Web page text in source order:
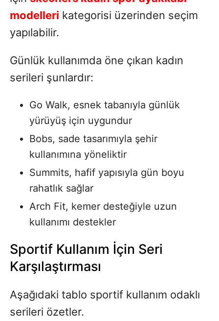
modelleri kategorisi üzerinden seçim
yapılabilir.
Günlük kullanımda öne çıkan kadın
serileri şunlardır:
Go Walk, esnek tabanıyla günlük
yürüyüş için uygundur
Bobs, sade tasarımıyla şehir
kullanımına yöneliktir
Summits, hafif yapısıyla gün boyu
rahatlık sağlar
Arch Fit, kemer desteğiyle uzun
kullanımı destekler
Sportif Kullanım İçin Seri
Karşılaştırması
Aşağıdaki tablo sportif kullanım odaklı
serileri özetler.